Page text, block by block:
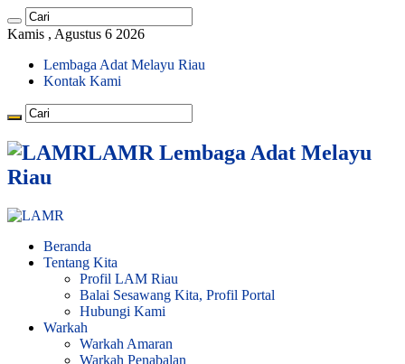
Kamis , Agustus 6 2026
Lembaga Adat Melayu Riau
Kontak Kami
LAMR Lembaga Adat Melayu
Riau
Beranda
Tentang Kita
Profil LAM Riau
Balai Sesawang Kita, Profil Portal
Hubungi Kami
Warkah
Warkah Amaran
Warkah Penabalan